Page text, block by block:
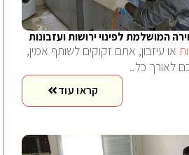
המושלמת לפינוי ירושות ועזבונות
או עיזבון, אתם זקוקים לשותף אמין,
לאורך כל..
קראו עוד